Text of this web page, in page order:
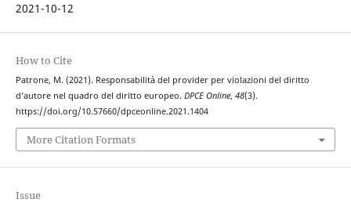
2021-10-12
How to Cite
Patrone, M. (2021). Responsabilità del provider per violazioni del diritto
d’autore nel quadro del diritto europeo. DPCE Online, 48(3).
https://doi.org/10.57660/dpceonline.2021.1404
More Citation Formats
Issue